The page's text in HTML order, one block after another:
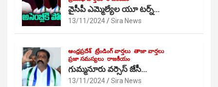
వైసీపీ ఎమ్మెల్యేల యూ టర్న్…
13/11/2024 Sira News
ఆంధ్రప్రదేశ్ ట్రేండింగ్ వార్తలు తాజా వార్తలు
ప్రజా సమస్యలు రాజకీయం
గుమ్మనూరు వర్సెస్ జేసీ…
13/11/2024 Sira News